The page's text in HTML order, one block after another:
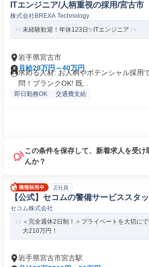
ITエンジニア/人柄重視の採用/宮古市
株式会社BREXA Technology
未経験歓迎！年休123日✨ITエンジニア
岩手県宮古市
月給28万円～40万円
求める人材: お人柄やポテンシャル採用
問！ブランクOK! 既...
即日勤務OK 交通費支給
この条件を保存して、新着求人を受け
んか？
正社員
【公式】セコムの警備サービススタ
セコム株式会社
＜完全週休2日制！＞プライベートを大切に
大210万円！
岩手県宮古市宮古駅